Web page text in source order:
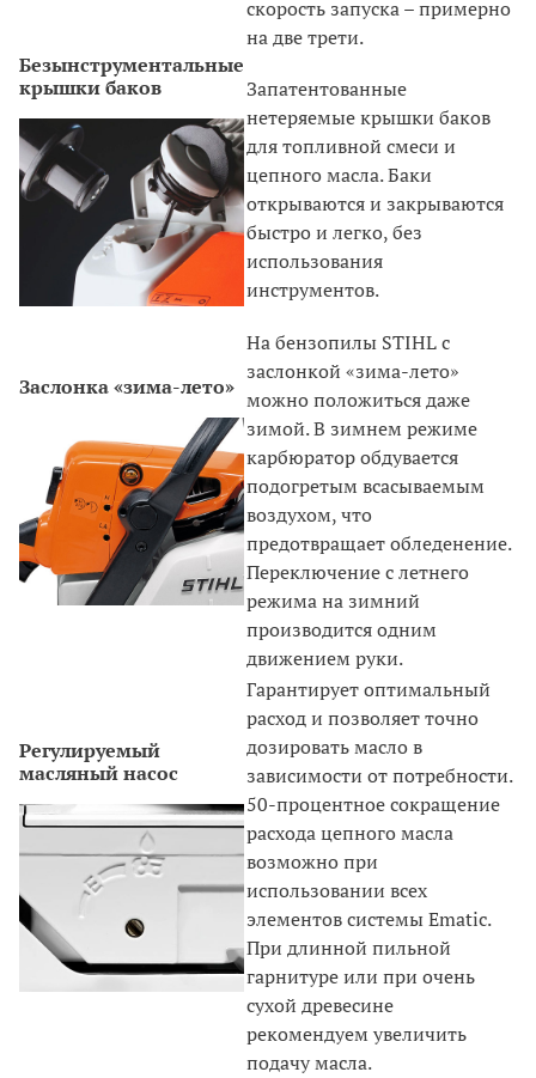
скорость запуска – примерно
на две трети.
Безынструментальные
крышки баков
Запатентованные
нетеряемые крышки баков
для топливной смеси и
цепного масла. Баки
открываются и закрываются
быстро и легко, без
использования
инструментов.
Заслонка «зима-лето»
На бензопилы STIHL с
заслонкой «зима-лето»
можно положиться даже
зимой. В зимнем режиме
карбюратор обдувается
подогретым всасываемым
воздухом, что
предотвращает обледенение.
Переключение с летнего
режима на зимний
производится одним
движением руки.
Регулируемый
масляный насос
Гарантирует оптимальный
расход и позволяет точно
дозировать масло в
зависимости от потребности.
50-процентное сокращение
расхода цепного масла
возможно при
использовании всех
элементов системы Ematic.
При длинной пильной
гарнитуре или при очень
сухой древесине
рекомендуем увеличить
подачу масла.